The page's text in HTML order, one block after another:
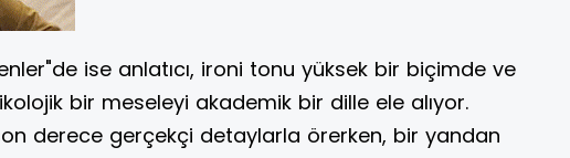
ise anlatıcı, ironi tonu yüksek bir biçimde ve
bir meseleyi akademik bir dille ele alıyor.
son derece gerçekçi detaylarla örerken, bir yandan